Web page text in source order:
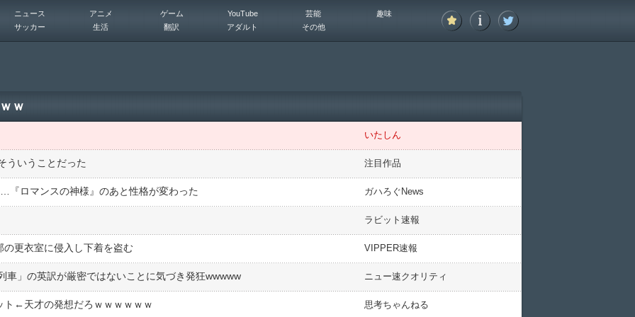
ニュース アニメ ゲーム YouTube 芸能
趣味
サッカー
生活 翻訳 アダルト その他
ｗ
いたしん
ういうことだった 注目作品
『ロマンスの神様』のあと性格が変わった ガハろぐNews
ラビット速報
更衣室に侵入し下着を盗む VIPPER速報
車」の英訳が厳密ではないことに気づき発狂wwwww ニュー速クオリティ
ト←天才の発想だろｗｗｗｗｗｗ 思考ちゃんねる